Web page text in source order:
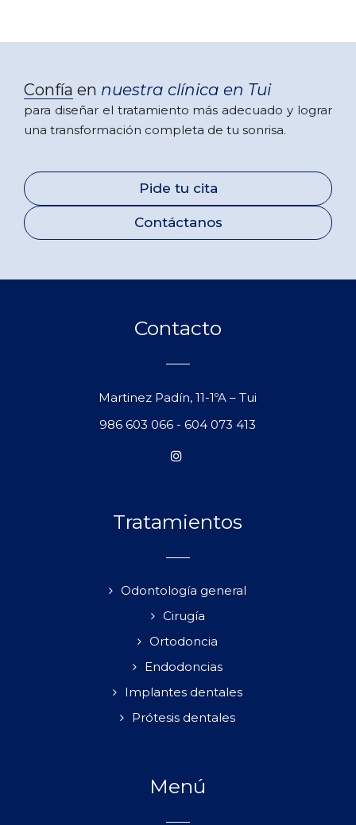
Confía en nuestra clínica en Tui
para diseñar el tratamiento más adecuado y lograr
una transformación completa de tu sonrisa.
Pide tu cita
Contáctanos
Contacto
Martinez Padín, 11-1ºA – Tui
986 603 066 -604 073 413
Tratamientos
Odontología general
Cirugía
Ortodoncia
Endodoncias
Implantes dentales
Prótesis dentales
Menú